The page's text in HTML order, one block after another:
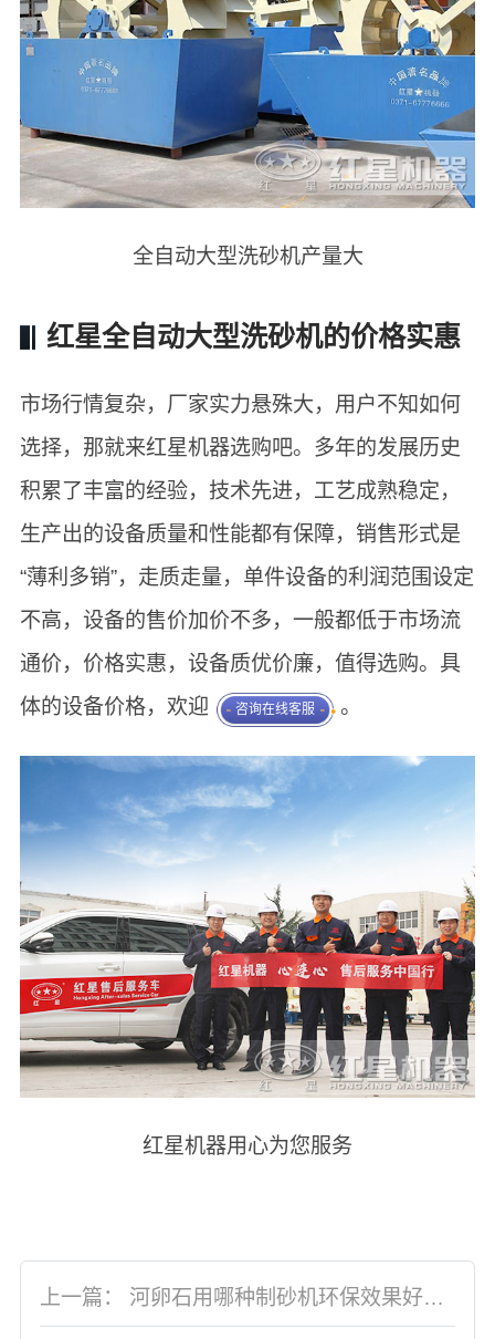
全自动大型洗砂机产量大
红星全自动大型洗砂机的价格实惠
市场行情复杂，厂家实力悬殊大，用户不知如何
选择，那就来红星机器选购吧。多年的发展历史
积累了丰富的经验，技术先进，工艺成熟稳定，
生产出的设备质量和性能都有保障，销售形式是
“薄利多销”，走质走量，单件设备的利润范围设定
不高，设备的售价加价不多，一般都低于市场流
通价，价格实惠，设备质优价廉，值得选购。具
体的设备价格，欢迎
咨询在线客服 。
红星机器用心为您服务
上一篇： 河卵石用哪种制砂机环保效果好还产量高？专业厂家推荐